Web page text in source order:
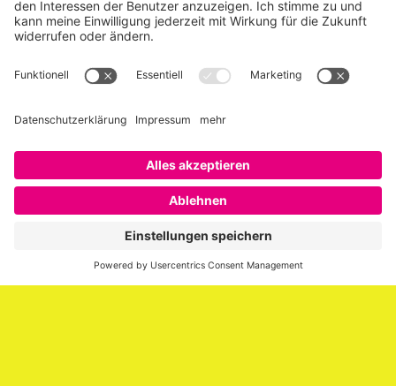
Über SAATKORN
SAATKORN ist der Blog von Gero Hesse. Seit 2009 schreibt
er über die Themen Employer Branding,